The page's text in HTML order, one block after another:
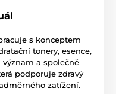
s konceptem
tonery, esence,
význam a společně
podporuje zdravý
zatížení.